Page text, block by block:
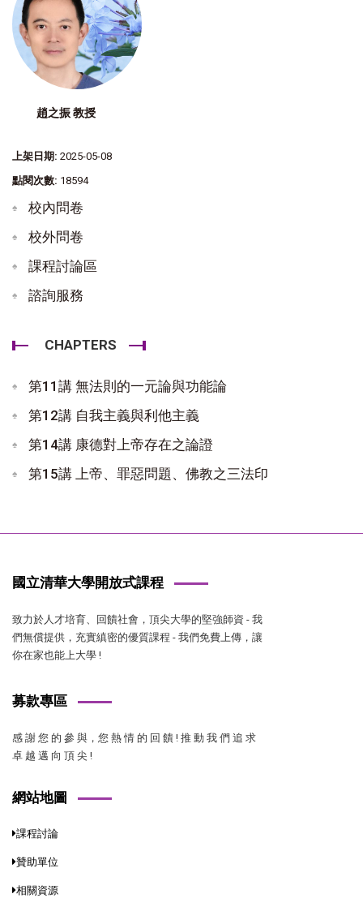
趙之振 教授
上架日期: 2025-05-08
點閱次數: 18594
校內問卷
校外問卷
課程討論區
諮詢服務
CHAPTERS
第11講 無法則的一元論與功能論
第12講 自我主義與利他主義
第14講 康德對上帝存在之論證
第15講 上帝、罪惡問題、佛教之三法印
國立清華大學開放式課程
致力於人才培育、回饋社會，頂尖大學的堅強師資 - 我
們無償提供，充實縝密的優質課程 - 我們免費上傳，讓
你在家也能上大學 !
募款專區
感 謝 您 的 參 與，您 熱 情 的 回 饋 ! 推 動 我 們 追 求
卓 越 邁 向 頂 尖 !
網站地圖
課程討論
贊助單位
相關資源